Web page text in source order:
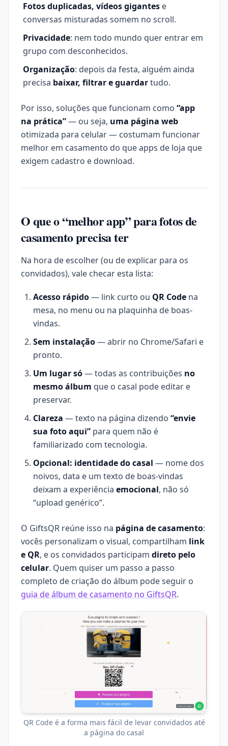
Fotos duplicadas, vídeos gigantes e
conversas misturadas somem no scroll.
Privacidade: nem todo mundo quer entrar em
grupo com desconhecidos.
Organização: depois da festa, alguém ainda
precisa baixar, filtrar e guardartudo.
Por isso, soluções que funcionam como “app
na prática”— ou seja, uma página web
otimizada para celular — costumam funcionar
melhor em casamento do que apps de loja que
exigem cadastro e download.
O que o “melhor app” para fotos de
casamento precisa ter
Na hora de escolher (ou de explicar para os
convidados), vale checar esta lista:
Acesso rápido— link curto ou QR Code na
mesa, no menu ou na plaquinha de boas-
vindas.
Sem instalação— abrir no Chrome/Safari e
pronto.
Um lugar só— todas as contribuições no
mesmo álbum que o casal pode editar e
preservar.
Clareza — texto na página dizendo “envie
sua foto aqui” para quem não é
familiarizado com tecnologia.
Opcional: identidade do casal — nome dos
noivos, data e um texto de boas-vindas
deixam a experiência emocional, não só
“upload genérico”.
O GiftsQR reúne isso na página de casamento:
vocês personalizam o visual, compartilham link
e QR, e os convidados participam direto pelo
celular. Quem quiser um passo a passo
completo de criação do álbum pode seguir o
guia de álbum de casamento no GiftsQR.
QR Code é a forma mais fácil de levar convidados até
a página do casal